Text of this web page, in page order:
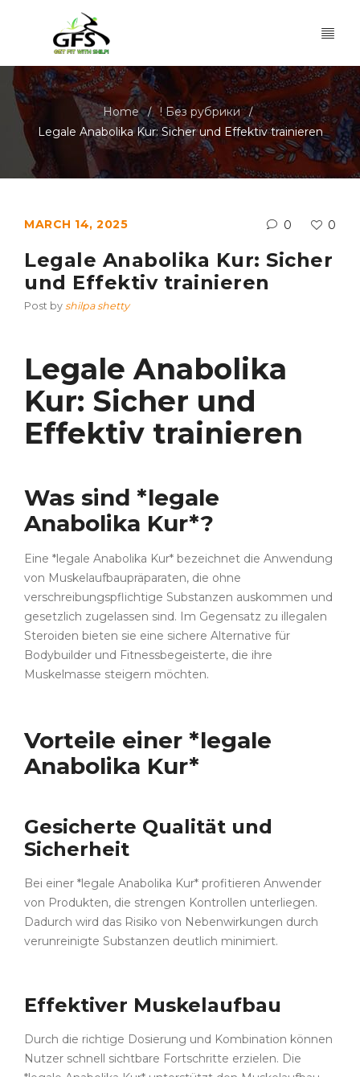
Home / ! Без рубрики /
Legale Anabolika Kur: Sicher und Effektiv trainieren
MARCH 14, 2025 0 0
Legale Anabolika Kur: Sicher
und Effektiv trainieren
Post by shilpa shetty
Legale Anabolika
Kur: Sicher und
Effektiv trainieren
Was sind *legale
Anabolika Kur*?
Eine *legale Anabolika Kur* bezeichnet die Anwendung
von Muskelaufbaupräparaten, die ohne
verschreibungspflichtige Substanzen auskommen und
gesetzlich zugelassen sind. Im Gegensatz zu illegalen
Steroiden bieten sie eine sichere Alternative für
Bodybuilder und Fitnessbegeisterte, die ihre
Muskelmasse steigern möchten.
Vorteile einer *legale
Anabolika Kur*
Gesicherte Qualität und
Sicherheit
Bei einer *legale Anabolika Kur* profitieren Anwender
von Produkten, die strengen Kontrollen unterliegen.
Dadurch wird das Risiko von Nebenwirkungen durch
verunreinigte Substanzen deutlich minimiert.
Effektiver Muskelaufbau
Durch die richtige Dosierung und Kombination können
Nutzer schnell sichtbare Fortschritte erzielen. Die